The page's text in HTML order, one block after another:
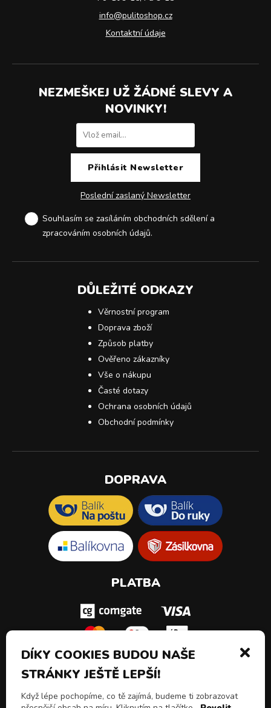
info@pulitoshop.cz
Kontaktní údaje
NEZMEŠKEJ UŽ ŽÁDNÉ SLEVY A
NOVINKY!
Poslední zaslaný Newsletter
Souhlasím se zasíláním obchodních sdělení a
zpracováním osobních údajů.
DŮLEŽITÉ ODKAZY
Věrnostní program
Doprava zboží
Způsob platby
Ověřeno zákazníky
Vše o nákupu
Časté dotazy
Ochrana osobních údajů
Obchodní podmínky
DOPRAVA
PLATBA
SLEDUJ NÁS!
DÍKY COOKIES BUDOU NAŠE
STRÁNKY JEŠTĚ LEPŠÍ!
Když lépe pochopíme, co tě zajímá, budeme ti zobrazovat